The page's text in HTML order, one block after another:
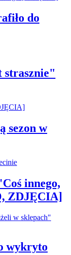
do
strasznie"
sezon w
innego,
ZDJĘCIA]
wykryto